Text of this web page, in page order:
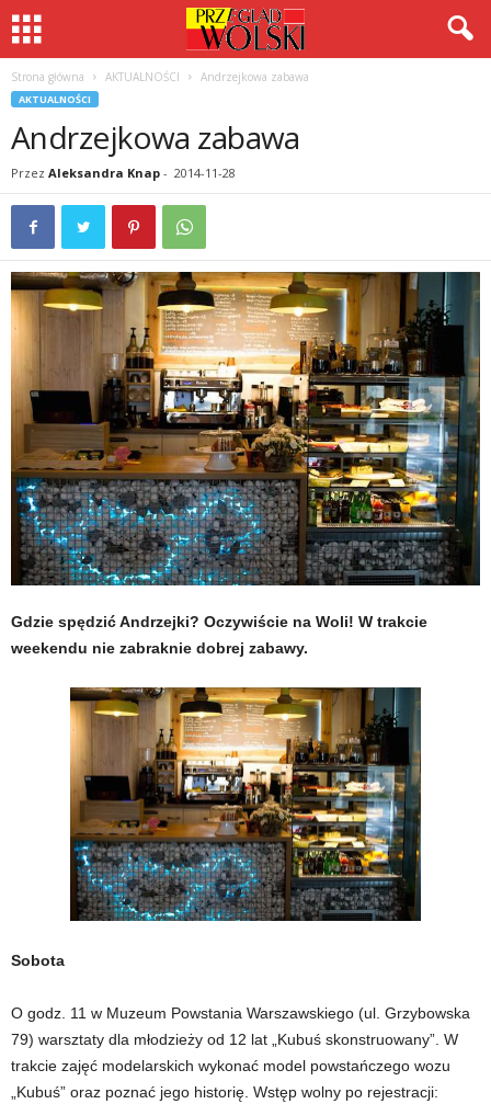
Strona główna AKTUALNOŚCI Andrzejkowa zabawa
AKTUALNOŚCI
Andrzejkowa zabawa
Przez Aleksandra Knap - 2014-11-28
Gdzie spędzić Andrzejki? Oczywiście na Woli! W trakcie
weekendu nie zabraknie dobrej zabawy.
Sobota
O godz. 11 w Muzeum Powstania Warszawskiego (ul. Grzybowska
79) warsztaty dla młodzieży od 12 lat „Kubuś skonstruowany”. W
trakcie zajęć modelarskich wykonać model powstańczego wozu
„Kubuś” oraz poznać jego historię. Wstęp wolny po rejestracji: